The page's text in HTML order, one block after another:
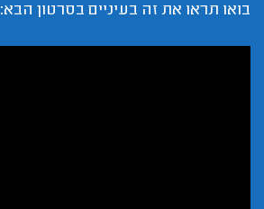
בואו תראו את זה בעיניים בסרטון הבא: